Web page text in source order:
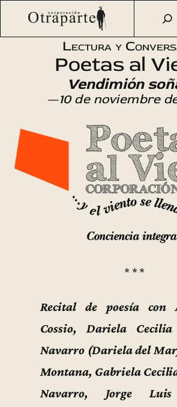
Saltar
Otraparte.org/ Agenda Cultural
Lectura y
Poetas al
Vendimión
—10 de noviembre
* * *
Recital de poesía con
Cossio, Dariela Cecilia
Navarro (Dariela del
Montana, Gabriela
Navarro, Jorge